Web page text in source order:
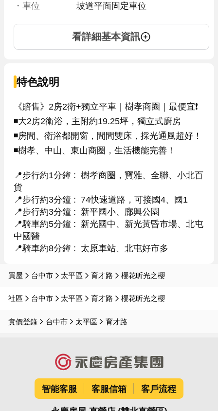
・車位
坡道平面固定車位
看詳細基本資訊
特色說明
《賠售》2房2衛+獨立平車｜樹孝商圈｜最便宜❗
◾大2房2衛浴，主附約19.25坪，獨立式廚房
◾房間、衛浴都開窗，間間雙床，採光通風超好！
◾樹孝、中山、東山商圈，生活機能完善！
📍步行約1分鐘 :  樹孝商圈，寶雅、全聯、小北百
貨
📍步行約3分鐘 :  74快速道路，可接國4、國1
📍步行約3分鐘 :  新平國小、廍興公園
📍騎車約5分鐘 :  新光國中、新光黃昏市場、北屯
中國醫
📍騎車約8分鐘 :  太原車站、北屯好市多
買屋 台中市 太平區 育才路 櫻花昕光之櫻
社區 台中市 太平區 育才路 櫻花昕光之櫻
實價登錄 台中市 太平區 育才路
智能客服 客服信箱 客戶流程